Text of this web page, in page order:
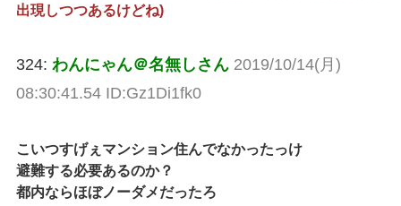
出現しつつあるけどね)
324: わんにゃん＠名無しさん 2019/10/14(月)
08:30:41.54 ID:Gz1Di1fk0
こいつすげぇマンション住んでなかったっけ
避難する必要あるのか？
都内ならほぼノーダメだったろ